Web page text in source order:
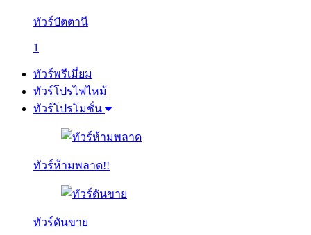
ทัวร์ปัตตานี
1
ทัวร์พรีเมี่ยม
ทัวร์โปรไฟไหม้
ทัวร์โปรโมชั่น
ทัวร์ห้ามพลาด!!
ทัวร์ดันขาย